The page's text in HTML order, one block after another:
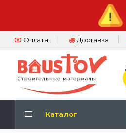
Оплата Доставка
Каталог